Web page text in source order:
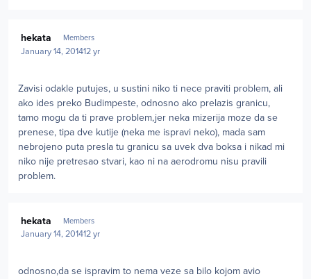
hekata Members
January 14, 201412 yr
Zavisi odakle putujes, u sustini niko ti nece praviti problem, ali
ako ides preko Budimpeste, odnosno ako prelazis granicu,
tamo mogu da ti prave problem,jer neka mizerija moze da se
prenese, tipa dve kutije (neka me ispravi neko), mada sam
nebrojeno puta presla tu granicu sa uvek dva boksa i nikad mi
niko nije pretresao stvari, kao ni na aerodromu nisu pravili
problem.
hekata Members
January 14, 201412 yr
odnosno,da se ispravim to nema veze sa bilo kojom avio